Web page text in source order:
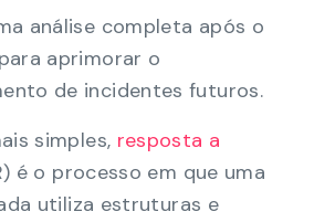
análise completa após o
aprimorar o
de incidentes futuros.
simples, resposta a
é o processo em que uma
utiliza estruturas e